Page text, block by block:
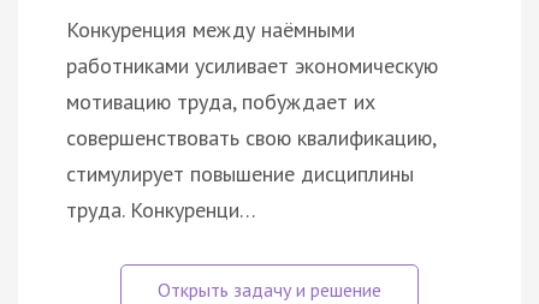
Конкуренция между наёмными
работниками усиливает экономическую
мотивацию труда, побуждает их
совершенствовать свою квалификацию,
стимулирует повышение дисциплины
труда. Конкуренци…